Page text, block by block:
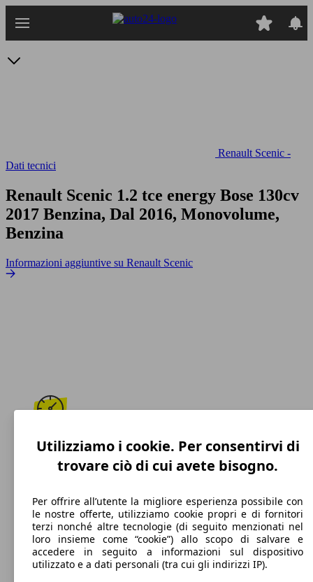
Renault Scenic -
Dati tecnici
Renault Scenic 1.2 tce energy Bose 130cv
2017 Benzina, Dal 2016, Monovolume,
Benzina
Informazioni aggiuntive su Renault Scenic
190 km/h
Velocità massima
Benzina
Carburante
Utilizziamo i cookie. Per consentirvi di
trovare ciò di cui avete bisogno.
Per offrire all’utente la migliore esperienza possibile con
le nostre offerte, utilizziamo cookie propri e di fornitori
terzi nonché altre tecnologie (di seguito menzionati nel
loro insieme come “cookie”) allo scopo di salvare e
accedere in seguito a informazioni sul dispositivo
utilizzato e a dati personali (tra cui gli indirizzi IP).